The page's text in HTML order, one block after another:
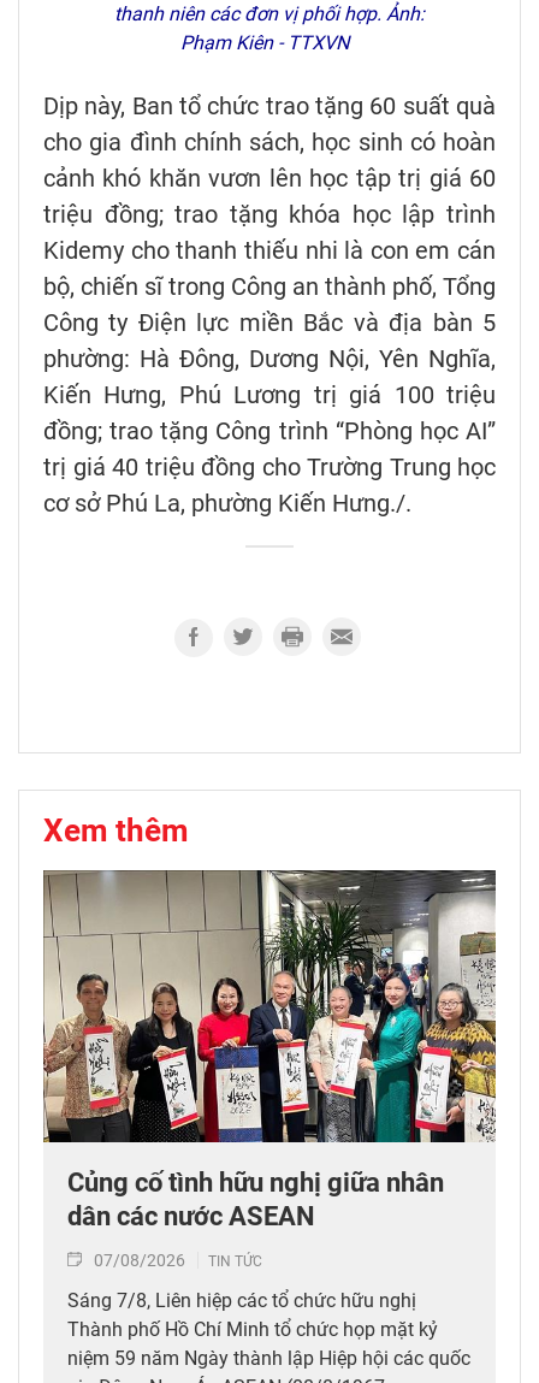
thanh niên các đơn vị phối hợp. Ảnh:
Phạm Kiên - TTXVN
Dịp này, Ban tổ chức trao tặng 60 suất quà
cho gia đình chính sách, học sinh có hoàn
cảnh khó khăn vươn lên học tập trị giá 60
triệu đồng; trao tặng khóa học lập trình
Kidemy cho thanh thiếu nhi là con em cán
bộ, chiến sĩ trong Công an thành phố, Tổng
Công ty Điện lực miền Bắc và địa bàn 5
phường: Hà Đông, Dương Nội, Yên Nghĩa,
Kiến Hưng, Phú Lương trị giá 100 triệu
đồng; trao tặng Công trình “Phòng học AI”
trị giá 40 triệu đồng cho Trường Trung học
cơ sở Phú La, phường Kiến Hưng./.
Xem thêm
Củng cố tình hữu nghị giữa nhân
dân các nước ASEAN
07/08/2026 TIN TỨC
Sáng 7/8, Liên hiệp các tổ chức hữu nghị
Thành phố Hồ Chí Minh tổ chức họp mặt kỷ
niệm 59 năm Ngày thành lập Hiệp hội các quốc